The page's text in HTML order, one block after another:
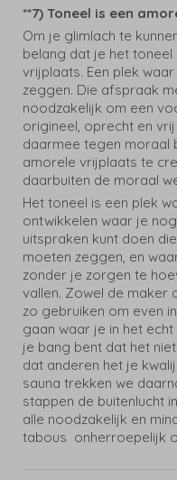
**7) Toneel is een
Om je glimlach te
belang dat je het
vrijplaats. Een plek
zeggen. Die afspraak
noodzakelijk om een
origineel, oprecht en
daarmee tegen moraal
amorele vrijplaats te
daarbuiten de moraal
Het toneel is een plek
ontwikkelen waar je
uitspraken kunt doen
moeten zeggen, en
zonder je zorgen te
vallen. Zowel de maker
zo gebruiken om even
gaan waar je in het
je bang bent dat het
dat anderen het je
sauna trekken we
stappen de buitenlucht
alle noodzakelijk en
tabous onherroepelijk